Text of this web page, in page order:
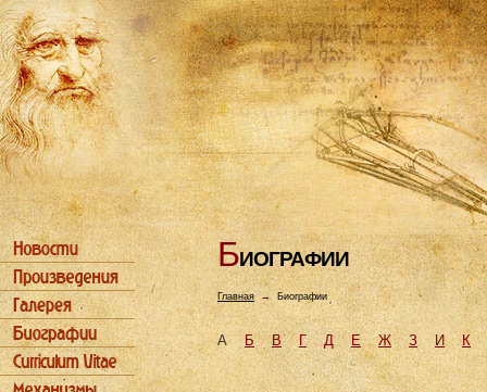
БИОГРАФИИ
Главная→ Биографии
АБ В Г Д Е Ж З И К